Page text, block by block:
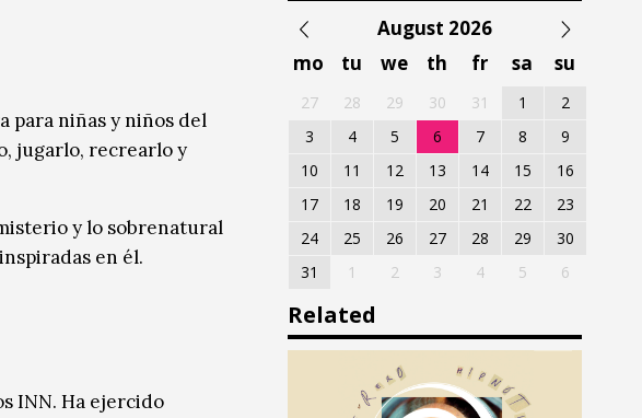
para niñas y niños del
jugarlo, recrearlo y
y lo sobrenatural
en él.
INN. Ha ejercido
August 2026
mo
tu we th fr sa su
27 28 29 30 31 1
2
3
4 5 6 7 8
9
10
11 12 13 14 15
16
17
18 19 20 21 22
23
24
25 26 27 28 29
30
31
1 2 3 4 5 6
Related